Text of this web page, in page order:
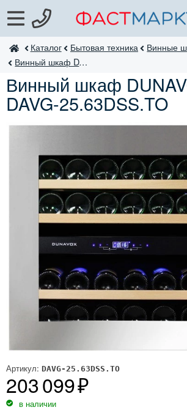
ФастМаркт
Каталог Бытовая техника
Винные
Винный шкаф DAVG-25.63
Винный шкаф
DAVG-25.63DSS.TO
Артикул: DAVG-25.63DSS.TO
203 099
в наличии